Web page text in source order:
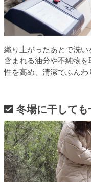
織り上がったあとで洗
含まれる油分や不純物
性を高め、清潔でふんわ
冬場に干しても